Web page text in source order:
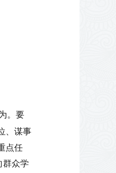
。要
、谋事
点任
群众学